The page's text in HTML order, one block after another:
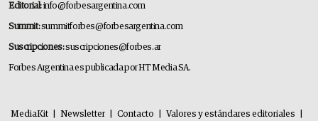
Editorial:info@forbesargentina.com
Summit:summitforbes@forbesargentina.com
Suscripciones:suscripciones@forbes.ar
Forbes Argentina es publicada por HT Media SA.
MediaKit Newsletter Contacto Valores y estándares editoriales